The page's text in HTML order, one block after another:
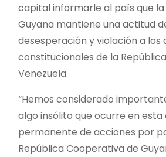
capital informarle al país que la
Guyana mantiene una actitud
desesperación y violación a los
constitucionales de la
Venezuela.
“Hemos considerado
algo insólito que ocurre en esta
permanente de acciones por
República Cooperativa de